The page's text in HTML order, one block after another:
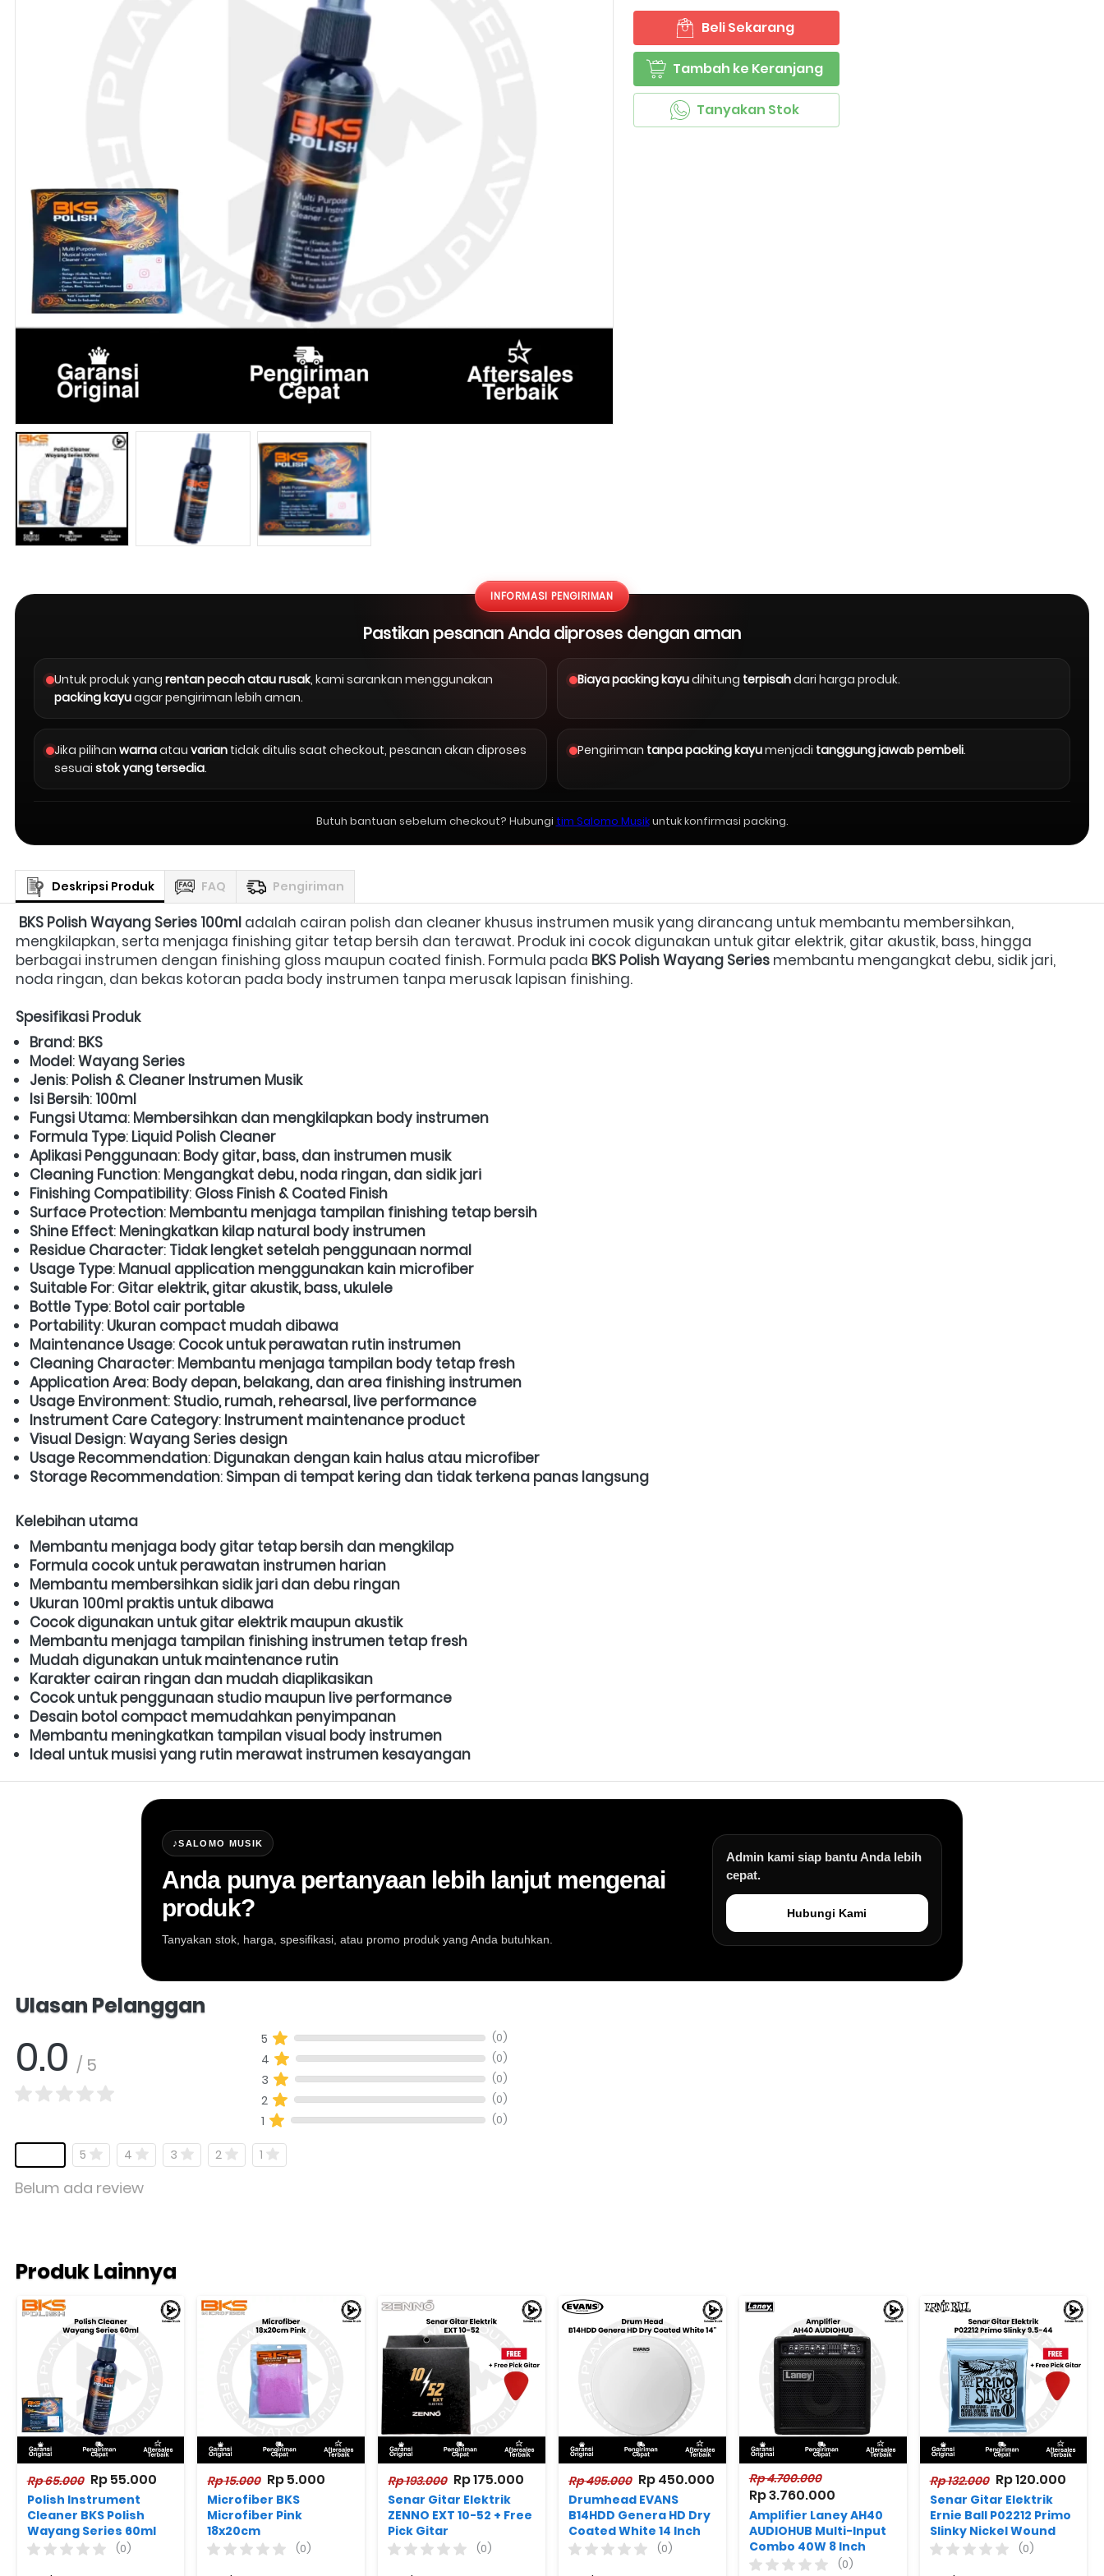
` Beli Sekarang
` Tambah ke Keranjang
` Tanyakan Stok
INFORMASI PENGIRIMAN
Pastikan pesanan Anda diproses dengan aman
Untuk produk yang rentan pecah atau rusak, kami sarankan menggunakan
packing kayuagar pengiriman lebih aman.
Biaya packing kayudihitung terpisahdari harga produk.
Jika pilihan warnaatau varian tidak ditulis saat checkout, pesanan akan diproses
sesuai stok yang tersedia.
Pengiriman tanpa packing kayumenjadi tanggung jawab pembeli.
Butuh bantuan sebelum checkout? Hubungi tim Salomo Musikuntuk konfirmasi packing.
Deskripsi Produk FAQ Pengiriman
BKS Polish Wayang Series 100ml adalah cairan polish dan cleaner khusus instrumen musik yang dirancang untuk membantu membersihkan,
mengkilapkan, serta menjaga finishing gitar tetap bersih dan terawat. Produk ini cocok digunakan untuk gitar elektrik, gitar akustik, bass, hingga
berbagai instrumen dengan finishing gloss maupun coated finish. Formula pada BKS Polish Wayang Series membantu mengangkat debu, sidik jari,
noda ringan, dan bekas kotoran pada body instrumen tanpa merusak lapisan finishing.
Spesifikasi Produk
Brand: BKS
Model: Wayang Series
Jenis: Polish & Cleaner Instrumen Musik
Isi Bersih: 100ml
Fungsi Utama: Membersihkan dan mengkilapkan body instrumen
Formula Type: Liquid Polish Cleaner
Aplikasi Penggunaan: Body gitar, bass, dan instrumen musik
Cleaning Function: Mengangkat debu, noda ringan, dan sidik jari
Finishing Compatibility: Gloss Finish & Coated Finish
Surface Protection: Membantu menjaga tampilan finishing tetap bersih
Shine Effect: Meningkatkan kilap natural body instrumen
Residue Character: Tidak lengket setelah penggunaan normal
Usage Type: Manual application menggunakan kain microfiber
Suitable For: Gitar elektrik, gitar akustik, bass, ukulele
Bottle Type: Botol cair portable
Portability: Ukuran compact mudah dibawa
Maintenance Usage: Cocok untuk perawatan rutin instrumen
Cleaning Character: Membantu menjaga tampilan body tetap fresh
Application Area: Body depan, belakang, dan area finishing instrumen
Usage Environment: Studio, rumah, rehearsal, live performance
Instrument Care Category: Instrument maintenance product
Visual Design: Wayang Series design
Usage Recommendation: Digunakan dengan kain halus atau microfiber
Storage Recommendation: Simpan di tempat kering dan tidak terkena panas langsung
Kelebihan utama
Membantu menjaga body gitar tetap bersih dan mengkilap
Formula cocok untuk perawatan instrumen harian
Membantu membersihkan sidik jari dan debu ringan
Ukuran 100ml praktis untuk dibawa
Cocok digunakan untuk gitar elektrik maupun akustik
Membantu menjaga tampilan finishing instrumen tetap fresh
Mudah digunakan untuk maintenance rutin
Karakter cairan ringan dan mudah diaplikasikan
Cocok untuk penggunaan studio maupun live performance
Desain botol compact memudahkan penyimpanan
Membantu meningkatkan tampilan visual body instrumen
Ideal untuk musisi yang rutin merawat instrumen kesayangan
♪SALOMO MUSIK
Anda punya pertanyaan lebih lanjut mengenai
produk?
Tanyakan stok, harga, spesifikasi, atau promo produk yang Anda butuhkan.
Admin kami siap bantu Anda lebih
cepat.
Hubungi Kami
Ulasan Pelanggan
0.0 / 5
5 (0)
4 (0)
3 (0)
2 (0)
1 (0)
5 4 3 2 1
Belum ada review
Produk Lainnya
Rp 65.000 Rp 55.000
Polish Instrument
Cleaner BKS Polish
Wayang Series 60ml
(0)
Rp 15.000 Rp 5.000
Microfiber BKS
Microfiber Pink
18x20cm
(0)
Rp 193.000 Rp 175.000
Senar Gitar Elektrik
ZENNO EXT 10-52 + Free
Pick Gitar
(0)
Rp 495.000 Rp 450.000
Drumhead EVANS
B14HDD Genera HD Dry
Coated White 14 Inch
(0)
Rp 4.700.000
Rp 3.760.000
Amplifier Laney AH40
AUDIOHUB Multi-Input
Combo 40W 8 Inch
Woofer
(0)
Rp 132.000 Rp 120.000
Senar Gitar Elektrik
Ernie Ball P02212 Primo
Slinky Nickel Wound
9.5-44 + Free Pick Gitar
(0)